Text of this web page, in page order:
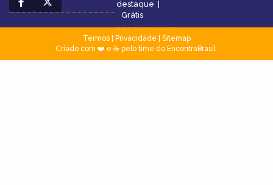
destaque |
Grátis
Termos| Privacidade
Sitemap
Criado com ❤️ e ☕ pelo time do EncontraBrasil